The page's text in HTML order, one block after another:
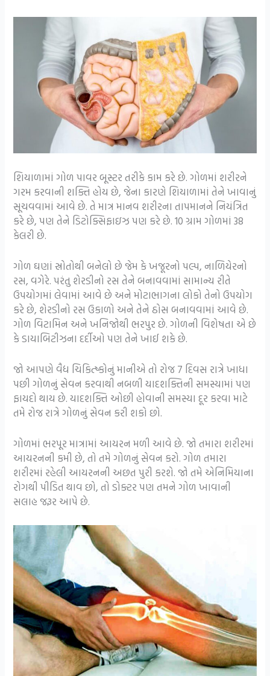
શિયાળામાં ગોળ પાવર બૂસ્ટર તરીકે કામ કરે છે. ગોળમાં શરીરને
ગરમ કરવાની શક્તિ હોય છે, જેના કારણે શિયાળામાં તેને ખાવાનું
સૂચવવામાં આવે છે. તે માત્ર માનવ શરીરના તાપમાનને નિયંત્રિત
કરે છે, પણ તેને ડિટોક્સિફાઇઝ પણ કરે છે. 10 ગ્રામ ગોળમાં 38
કેલરી છે.
ગોળ ઘણાં સ્રોતોથી બનેલો છે જેમ કે ખજૂરનો પલ્પ, નાળિયેરનો
રસ, વગેરે. પરંતુ શેરડીનો રસ તેને બનાવવામાં સામાન્ય રીતે
ઉપયોગમાં લેવામાં આવે છે અને મોટાભાગના લોકો તેનો ઉપયોગ
કરે છે, શેરડીનો રસ ઉકાળો અને તેને ઠોસ બનાવવામાં આવે છે.
ગોળ વિટામિન અને ખનિજોથી ભરપુર છે. ગોળની વિશેષતા એ છે
કે ડાયાબિટીઝના દર્દીઓ પણ તેને ખાઈ શકે છે.
જો આપણે વૈદ્ય ચિકિત્ષ્કોનું માનીએ તો રોજ 7 દિવસ રાત્રે ખાધા
પછી ગોળનું સેવન કરવાથી નબળી યાદશક્તિની સમસ્યામાં પણ
ફાયદો થાય છે. યાદશક્તિ ઓછી હોવાની સમસ્યા દૂર કરવા માટે
તમે રોજ રાત્રે ગોળનું સેવન કરી શકો છો.
ગોળમાં ભરપૂર માત્રામાં આયરન મળી આવે છે. જો તમારા શરીરમાં
આયરનની કમી છે, તો તમે ગોળનું સેવન કરો. ગોળ તમારા
શરીરમાં રહેલી આયરનની અછત પુરી કરશે. જો તમે એનિમિયાના
રોગથી પીડિત થાવ છો, તો ડોક્ટર પણ તમને ગોળ ખાવાની
સલાહ જરૂર આપે છે.